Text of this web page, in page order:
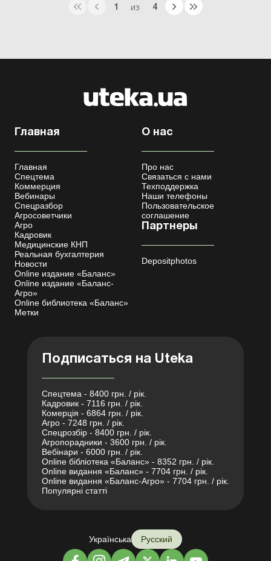
1 ИЗ 4
Главная
Главная
Спецтема
Коммерция
Вебинары
Спецразбор
Агросоветчики
Агро
Кадровик
Медицинские КНП
Реальная бухгалтерия
Новости
Online издание «Баланс»
Online издание «Баланс-
Агро»
Online библиотека «Баланс»
Метки
О нас
Про нас
Связаться с нами
Техподдержка
Наши телефоны
Пользовательское
соглашение
Партнеры
Depositphotos
Подписаться на Uteka
Спецтема - 8400 грн. / рік.
Кадровик - 7116 грн. / рік.
Комерція - 6864 грн. / рік.
Агро - 7248 грн. / рік.
Спецрозбір - 8400 грн. / рік.
Агропорадники - 3600 грн. / рік.
Вебінари - 6000 грн. / рік.
Online бібліотека «Баланс» - 8352 грн. / рік.
Online видання «Баланс» - 7704 грн. / рік.
Online видання «Баланс-Агро» - 7704 грн. / рік.
Популярні статті
Українська Русский